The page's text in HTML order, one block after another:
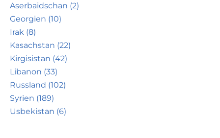
Aserbaidschan (2)
Georgien (10)
Irak (8)
Kasachstan (22)
Kirgisistan (42)
Libanon (33)
Russland (102)
Syrien (189)
Usbekistan (6)